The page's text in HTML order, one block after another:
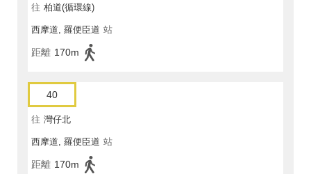
往 柏道(循環線)
西摩道, 羅便臣道 站
距離 170m
40
往 灣仔北
西摩道, 羅便臣道 站
距離 170m